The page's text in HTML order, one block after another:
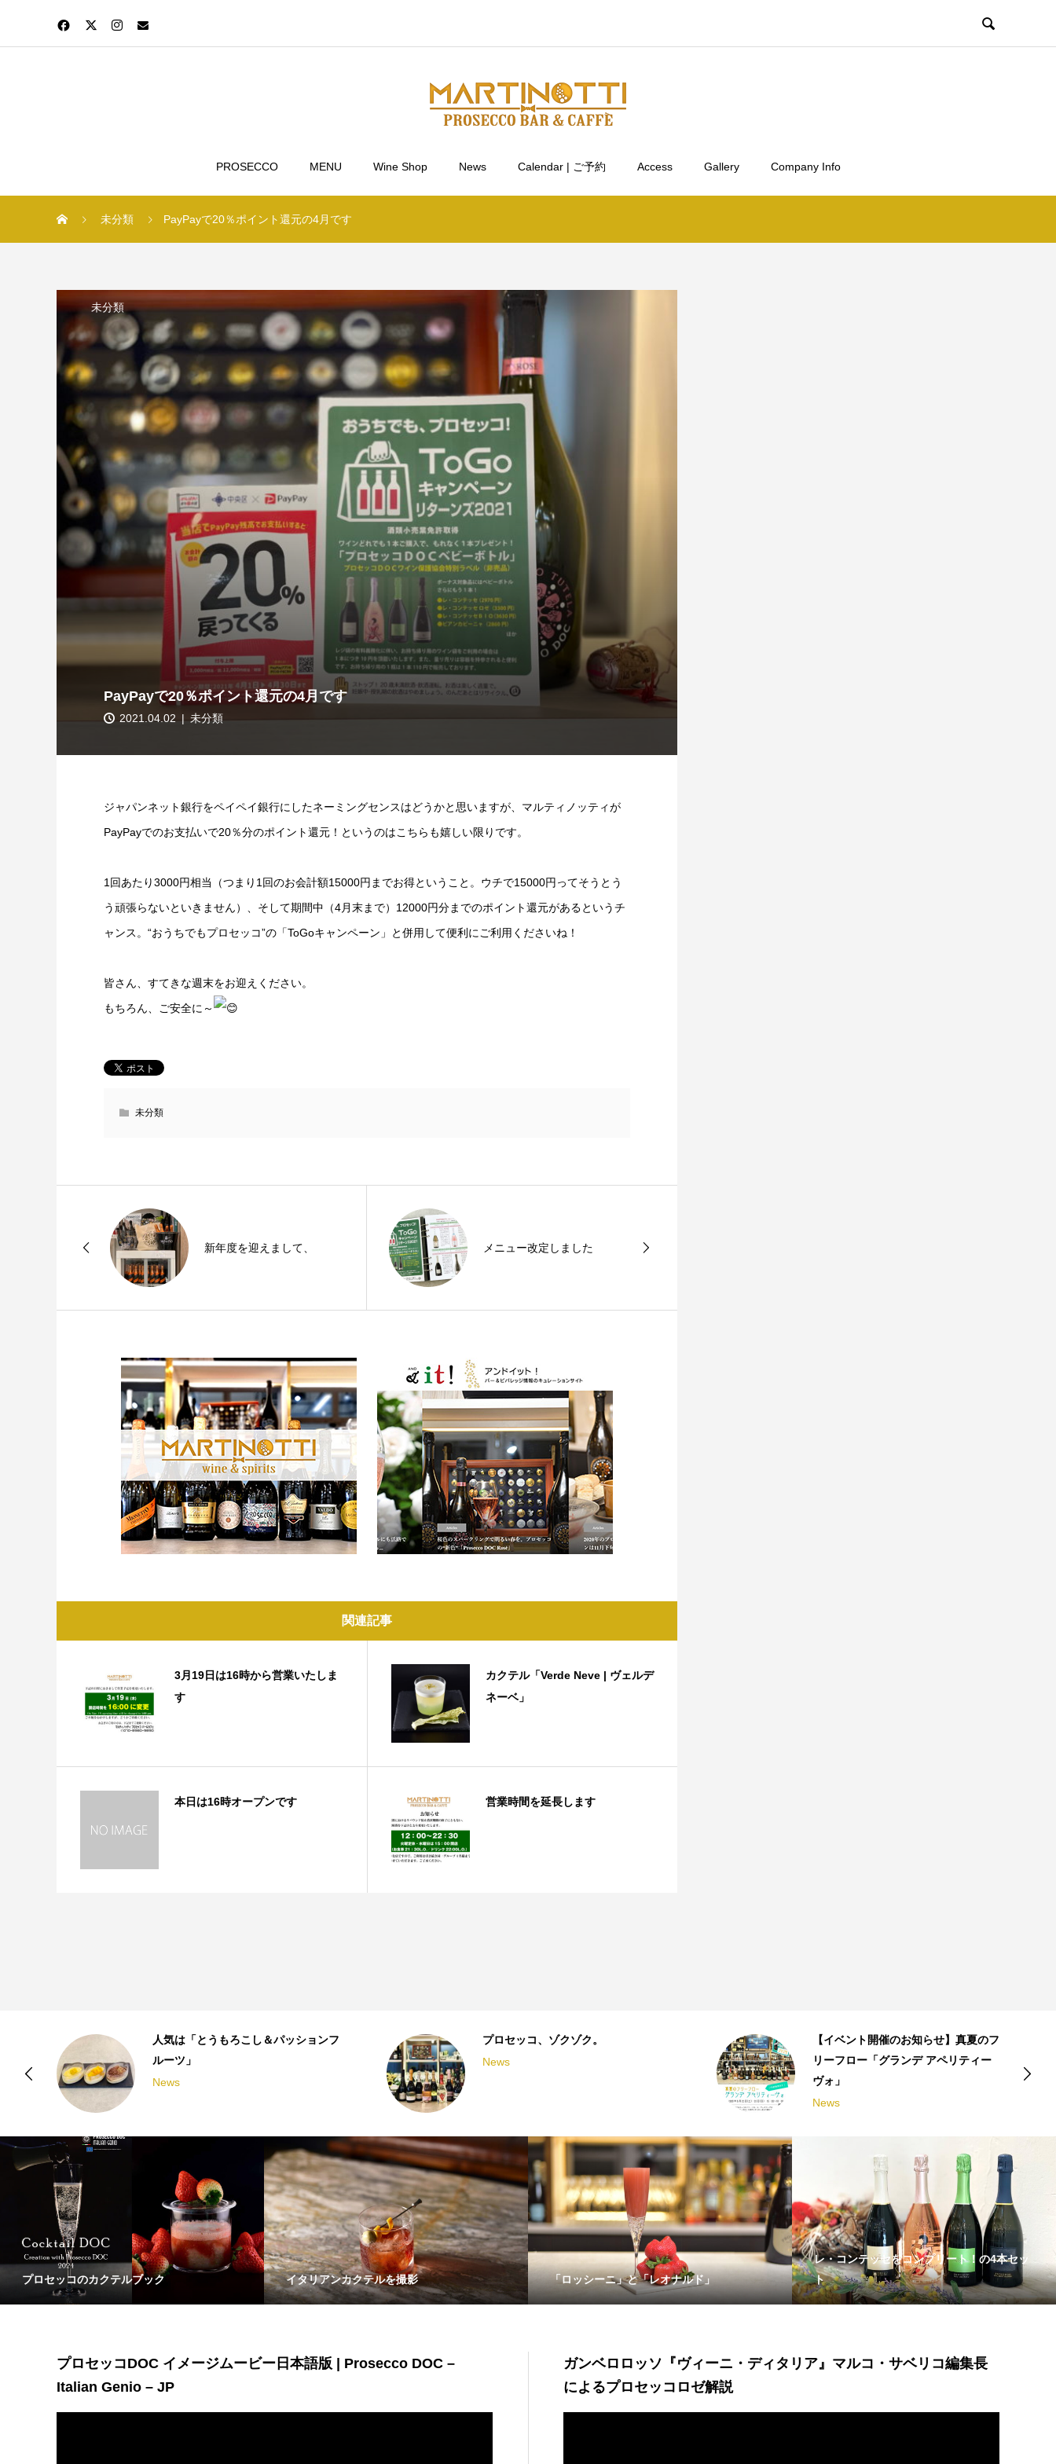

PROSECCO MENU Wine Shop News Calendar | ご予約 Access Gallery Company Info
未分類 PayPayで20％ポイント還元の4月です
未分類
PayPayで20％ポイント還元の4月です
2021.04.02 未分類
ジャパンネット銀行をペイペイ銀行にしたネーミングセンスはどうかと思いますが、マルティノッティが
PayPayでのお支払いで20％分のポイント還元！というのはこちらも嬉しい限りです。
1回あたり3000円相当（つまり1回のお会計額15000円までお得ということ。ウチで15000円ってそうとう
う頑張らないといきません）、そして期間中（4月末まで）12000円分までのポイント還元があるというチ
ャンス。“おうちでもプロセッコ”の「ToGoキャンペーン」と併用して便利にご利用くださいね！
皆さん、すてきな週末をお迎えください。
もちろん、ご安全に～
未分類
新年度を迎えまして、 メニュー改定しました
関連記事
3月19日は16時から営業いたしま
す
カクテル「Verde Neve | ヴェルデ
ネーベ」
本日は16時オープンです 営業時間を延長します
人気は「とうもろこし＆パッションフ
ルーツ」
News
プロセッコ、ゾクゾク。
News
【イベント開催のお知らせ】真夏のフ
リーフロー「グランデ アペリティー
ヴォ」
News
プロセッコのカクテルブック イタリアンカクテルを撮影 「ロッシーニ」と「レオナルド」
レ・コンテッセをコンプリート！の4本セッ
ト
プロセッコDOC イメージムービー日本語版 | Prosecco DOC –
Italian Genio – JP
ガンベロロッソ『ヴィーニ・ディタリア』マルコ・サベリコ編集長
によるプロセッコロゼ解説